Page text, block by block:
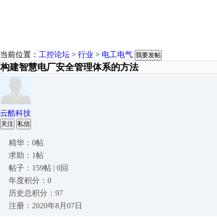
当前位置： 工控论坛 > 行业 > 电工电气 我要发帖
构建智慧电厂安全管理体系的方法
云酷科技
关注 私信
精华：0帖
求助：1帖
帖子：159帖 | 0回
年度积分：0
历史总积分：97
注册：2020年8月07日